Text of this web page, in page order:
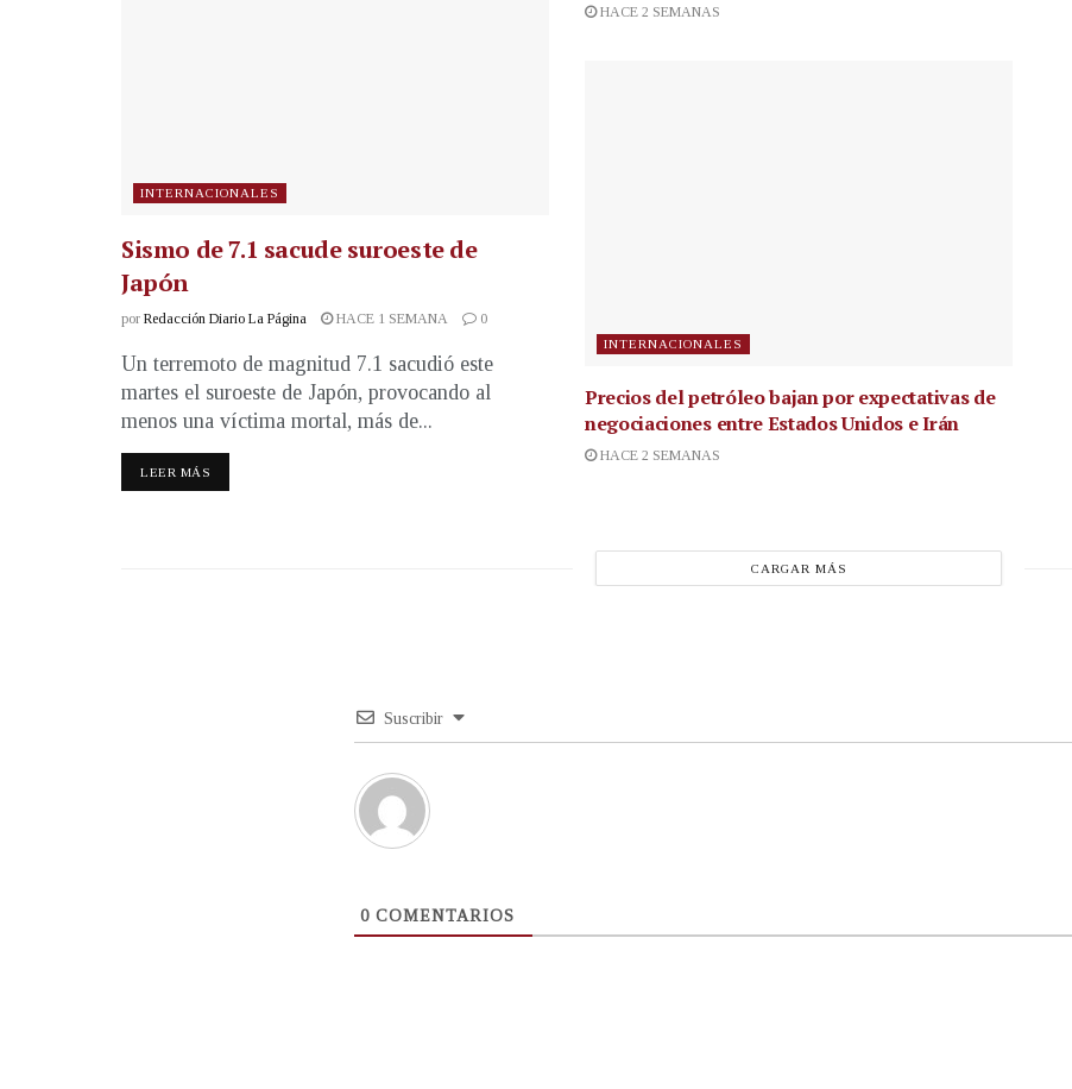
INTERNACIONALES
Sismo de 7.1 sacude suroeste de
Japón
por Redacción Diario La Página HACE 1 SEMANA 0
Un terremoto de magnitud 7.1 sacudió este
martes el suroeste de Japón, provocando al
menos una víctima mortal, más de...
LEER MÁS
HACE 2 SEMANAS
INTERNACIONALES
Precios del petróleo bajan por expectativas de
negociaciones entre Estados Unidos e Irán
HACE 2 SEMANAS
CARGAR MÁS
Suscribir
0 COMENTARIOS